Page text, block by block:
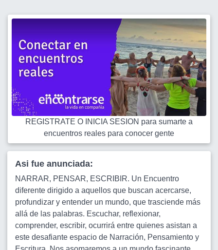
REGISTRATE O INICIA SESION para sumarte a
encuentros reales para conocer gente
Asi fue anunciada:
NARRAR, PENSAR, ESCRIBIR. Un Encuentro
diferente dirigido a aquellos que buscan acercarse,
profundizar y entender un mundo, que trasciende más
allá de las palabras. Escuchar, reflexionar,
comprender, escribir, ocurrirá entre quienes asistan a
este desafiante espacio de Narración, Pensamiento y